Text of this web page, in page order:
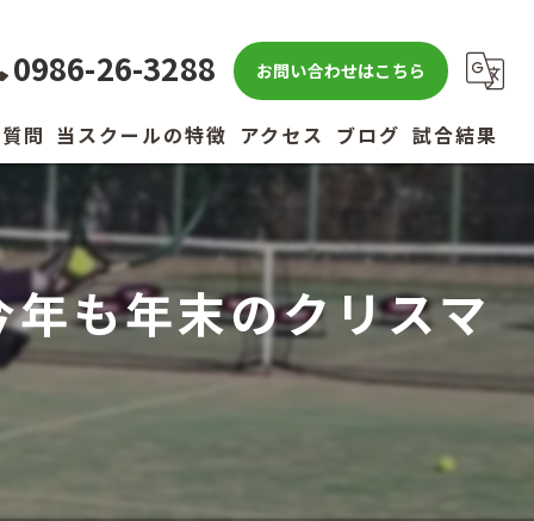
0986-26-3288 お問い合わせはこちら
問 当スクールの特徴
キッズ
小学生
中学生
アクセス ブログ 試合結果
も年末のクリスマ